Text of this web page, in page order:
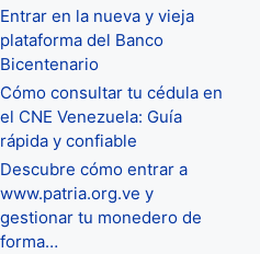
Entrar en la nueva y vieja
plataforma del Banco
Bicentenario
Cómo consultar tu cédula en
el CNE Venezuela: Guía
rápida y confiable
Descubre cómo entrar a
www.patria.org.ve y
gestionar tu monedero de
forma…